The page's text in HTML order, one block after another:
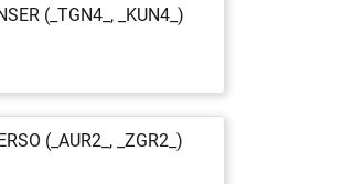
(_TGN4_, _KUN4_)
(_AUR2_, _ZGR2_)